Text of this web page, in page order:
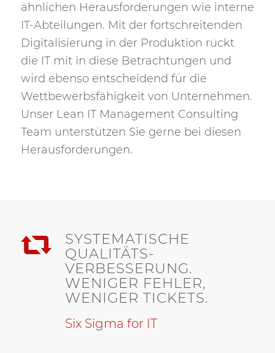
ähnlichen Herausforderungen wie interne
IT-Abteilungen. Mit der fortschreitenden
Digitalisierung in der Produktion rückt
die IT mit in diese Betrachtungen und
wird ebenso entscheidend für die
Wettbewerbsfähigkeit von Unternehmen.
Unser Lean IT Management Consulting
Team unterstützen Sie gerne bei diesen
Herausforderungen.
SYSTEMATISCHE
QUALITÄTS-
VERBESSERUNG.
WENIGER FEHLER,
WENIGER TICKETS.
Six Sigma for IT